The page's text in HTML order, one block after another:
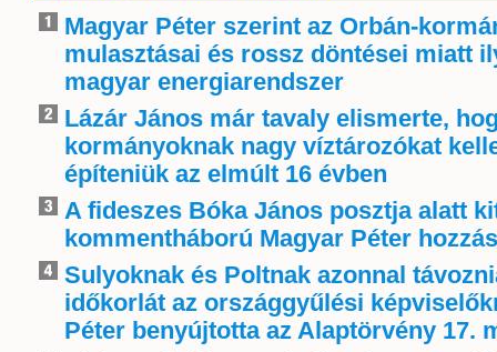
Magyar Péter szerint az Orbán-
mulasztásai és rossz döntései miatt
magyar energiarendszer
Lázár János már tavaly elismerte,
kormányoknak nagy víztározókat
építeniük az elmúlt 16 évben
A fideszes Bóka János posztja alatt
kommentháború Magyar Péter
Sulyoknak és Poltnak azonnal
időkorlát az országgyűlési
Péter benyújtotta az Alaptörvény 17.